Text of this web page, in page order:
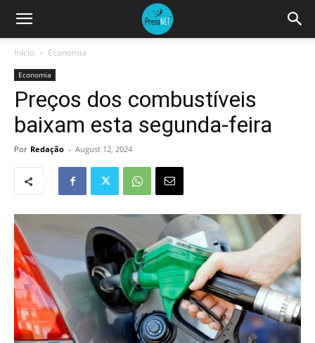
Início Economia
Economia
Preços dos combustíveis
baixam esta segunda-feira
Por Redação - August 12, 2024